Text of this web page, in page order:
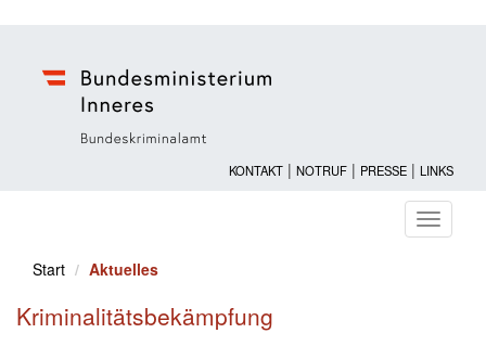
KONTAKT | NOTRUF | PRESSE | LINKS
ein-/
Start
Aktuelles
Kriminalitätsbekämpfung